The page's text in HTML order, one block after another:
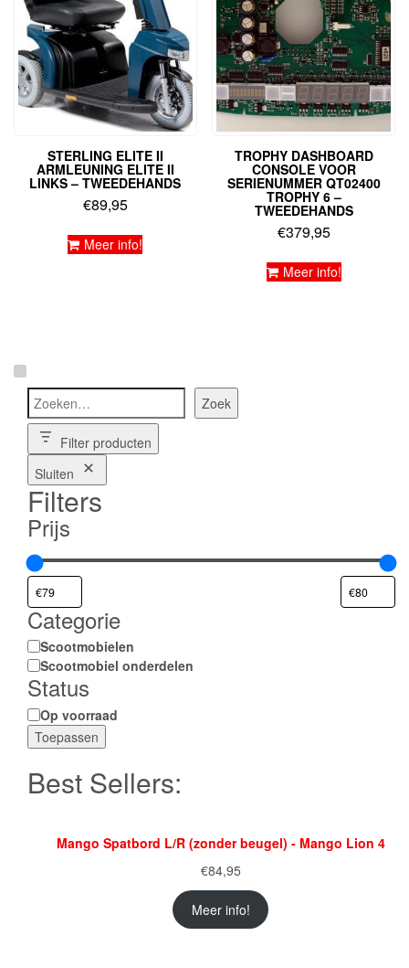
STERLING ELITE II
ARMLEUNING ELITE II
LINKS – TWEEDEHANDS
€89,95
Meer info!
TROPHY DASHBOARD
CONSOLE VOOR
SERIENUMMER QT02400
TROPHY 6 –
TWEEDEHANDS
€379,95
Meer info!
Zoeken Zoek
Filter producten
Sluiten
Filters
Prijs
Categorie
Categorie
Scootmobielen
Scootmobiel onderdelen
Status
Status
Op voorraad
Toepassen
Best Sellers:
Mango Spatbord L/R (zonder beugel) - Mango Lion 4
€84,95
Meer info!